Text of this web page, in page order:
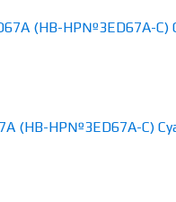
(HB-HP№3ED67A-C)